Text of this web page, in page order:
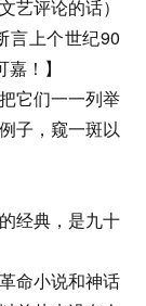
艺评论的话）
言上个世纪90
！】
它们一一列举
子，窥一斑以
经典，是九十
命小说和神话